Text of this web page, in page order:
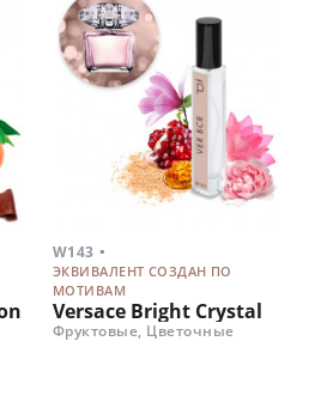
W143 .
ЭКВИВАЛЕНТ СОЗДАН ПО
МОТИВАМ
Versace Bright Crystal
Фруктовые, Цветочные